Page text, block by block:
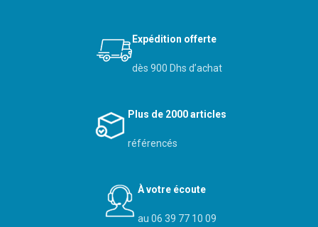
Expédition offerte
dès 900 Dhs d’achat
Plus de 2000 articles
référencés
À votre écoute
au 06 39 77 10 09